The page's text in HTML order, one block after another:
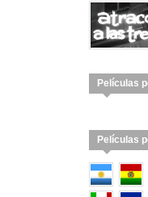
Películas
Películas